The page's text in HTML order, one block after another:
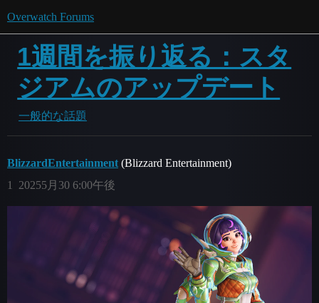
Overwatch Forums
1週間を振り返る：スタ
ジアムのアップデート
一般的な話題
BlizzardEntertainment (Blizzard Entertainment)
20255月30 6:00午後
1